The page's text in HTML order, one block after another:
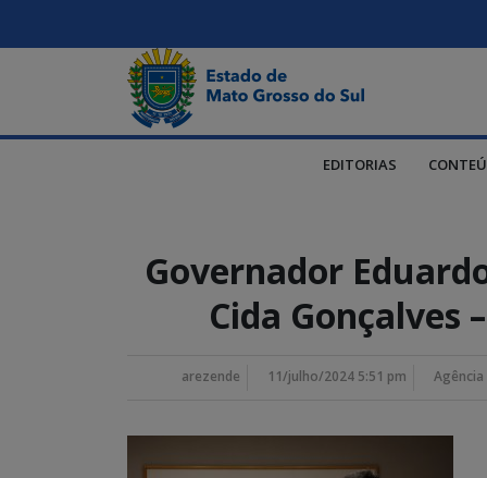
EDITORIAS
Governador
Cida Gonçalves
arezende 11/julho/2024 5:51 pm